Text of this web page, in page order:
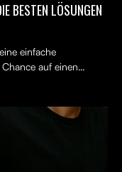
BESTEN LÖSUNGEN
einfache
auf einen